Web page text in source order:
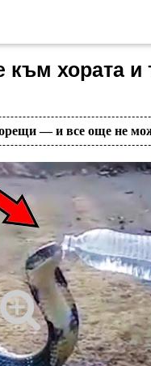
хората и
— и все още не